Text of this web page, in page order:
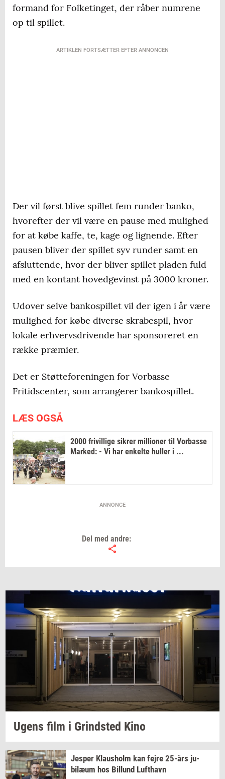
formand for Folketinget, der råber numrene
op til spillet.
ARTIKLEN FORTSÆTTER EFTER ANNONCEN
Der vil først blive spillet fem runder banko,
hvorefter der vil være en pause med mulighed
for at købe kaffe, te, kage og lignende. Efter
pausen bliver der spillet syv runder samt en
afsluttende, hvor der bliver spillet pladen fuld
med en kontant hovedgevinst på 3000 kroner.
Udover selve bankospillet vil der igen i år være
mulighed for købe diverse skrabespil, hvor
lokale erhvervsdrivende har sponsoreret en
række præmier.
Det er Støtteforeningen for Vorbasse
Fritidscenter, som arrangerer bankospillet.
LÆS OGSÅ
2000 frivillige sikrer millioner til Vorbasse
Marked: - Vi har enkelte huller i ...
ANNONCE
Del med andre:
Ugens film i Grind­sted Kino
Jes­per Klaus­holm kan fejre 25-års ju­
bilæum hos Bil­lund Luft­havn